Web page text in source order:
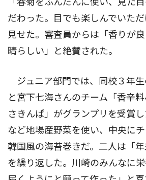
だわった。目でも楽しんでいた
見せた。審査員からは「香りが
晴らしい」と絶賛された。
ジュニア部門では、同校３年
と宮下七海さんのチーム「香辛
さきんぱ」がグランプリを受賞
など地場産野菜を使い、中央に
韓国風の海苔巻きだ。二人は「
を繰り返した。川崎のみんなに